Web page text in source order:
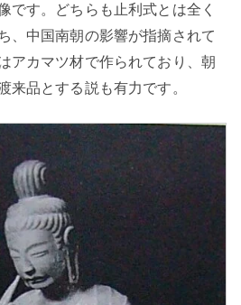
です。どちらも止利式とは全く
、中国南朝の影響が指摘されて
アカマツ材で作られており、朝
来品とする説も有力です。